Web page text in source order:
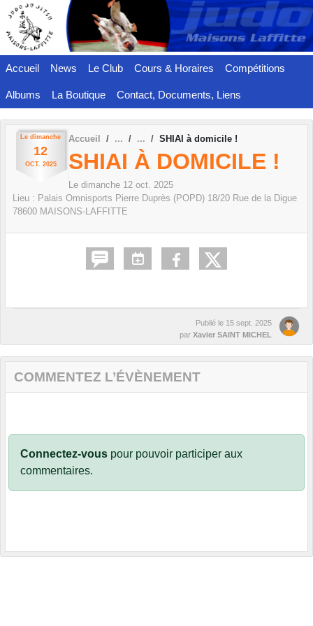
Accueil News Le Club Cours & Horaires Compétitions
Albums La Boutique Contact, Documents, Liens
Le dimanche
12
OCT. 2025
Accueil SHIAI à domicile !
SHIAI À DOMICILE !
Le dimanche 12 oct. 2025
Lieu : Palais Omnisports Pierre Duprès (POPD) 18/20 Rue de la Digue
78600 MAISONS-LAFFITTE
Publié le 15 sept. 2025
par Xavier SAINT MICHEL
COMMENTEZ L’ÉVÈNEMENT
Connectez-vous pour pouvoir participer aux
commentaires.
Panneau de gestion des cookies